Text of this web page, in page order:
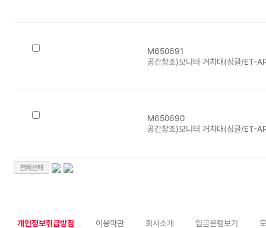
M650691
공간창조)모니터 거치대(싱글/ET-
M650690
공간창조)모니터 거치대(싱글/ET-
개인정보취급방침 이용약관 회사소개 입금은행보기